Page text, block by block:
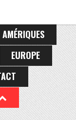
AMÉRIQUES
EUROPE